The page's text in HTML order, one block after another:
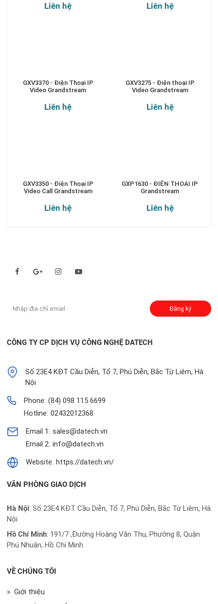
Liên hệ Liên hệ
GXV3370 - Điện Thoại IP
Video Grandstream
Liên hệ
GXV3275 - Điện thoại IP
Video Grandstream
Liên hệ
GXV3350 - Điện Thoại IP
Video Call Grandstream
Liên hệ
GXP1630 - ĐIỆN THOẠI IP
Grandstream
Liên hệ
Đăng ký
CÔNG TY CP DỊCH VỤ CÔNG NGHỆ DATECH
Số 23E4 KĐT Cầu Diễn, Tổ 7, Phú Diễn, Bắc Từ Liêm, Hà
Nội
Phone: (84) 098 115 6699
Hotline: 02432012368
Email 1: sales@datech.vn
Email 2: info@datech.vn
Website: https://datech.vn/
VĂN PHÒNG GIAO DỊCH
Hà Nội: Số 23E4 KĐT Cầu Diễn, Tổ 7, Phú Diễn, Bắc Từ Liêm, Hà
Nội
Hồ Chí Minh: 191/7 ,Đường Hoàng Văn Thụ, Phường 8, Quận
Phú Nhuận, Hồ Chí Minh
VỀ CHÚNG TÔI
Giới thiệu